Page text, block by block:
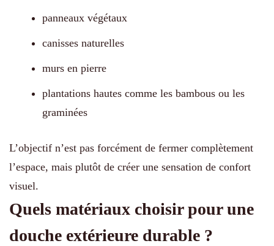
panneaux végétaux
canisses naturelles
murs en pierre
plantations hautes comme les bambous ou les
graminées
L’objectif n’est pas forcément de fermer complètement
l’espace, mais plutôt de créer une sensation de confort
visuel.
Quels matériaux choisir pour une
douche extérieure durable ?